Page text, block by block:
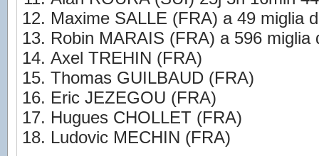
Maxime SALLE (FRA) a 49 miglia
Robin MARAIS (FRA) a 596 miglia
Axel TREHIN (FRA)
Thomas GUILBAUD (FRA)
Eric JEZEGOU (FRA)
Hugues CHOLLET (FRA)
Ludovic MECHIN (FRA)